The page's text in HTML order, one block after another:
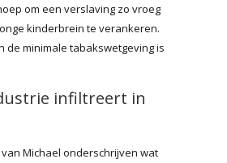
om een verslaving zo vroeg
kinderbrein te verankeren.
de minimale tabakswetgeving is
infiltreert in
Michael onderschrijven wat